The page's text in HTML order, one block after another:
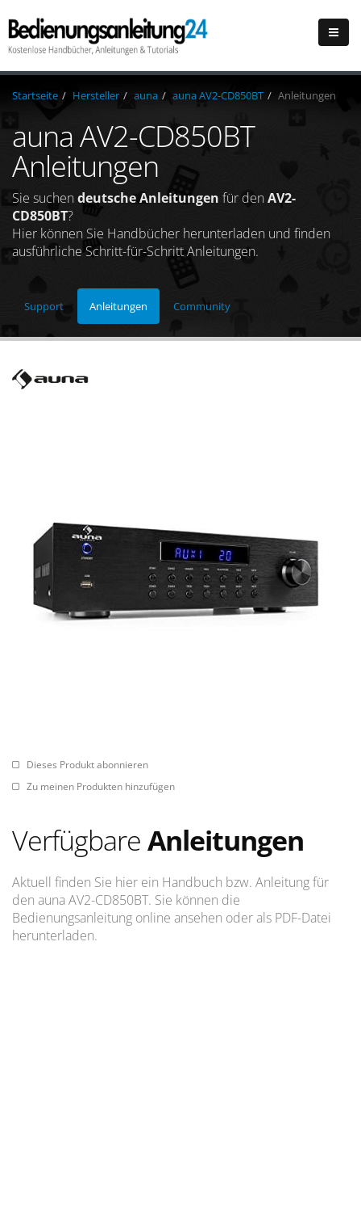
Startseite Hersteller auna auna AV2-CD850BT Anleitungen
auna AV2-CD850BT
Anleitungen
Sie suchendeutsche Anleitungen für denAV2-
CD850BT?
Hier können Sie Handbücher herunterladen und finden
ausführliche Schritt-für-Schritt Anleitungen.
Support Anleitungen Community
Dieses Produkt abonnieren
Zu meinen Produkten hinzufügen
VerfügbareAnleitungen
Aktuell finden Sie hier ein Handbuch bzw. Anleitung für
den auna AV2-CD850BT. Sie können die
Bedienungsanleitung online ansehen oder als PDF-Datei
herunterladen.